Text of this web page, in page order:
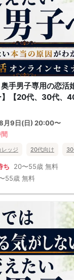
手男子専用の恋活
】【20代、30代、
月9日(日) 20:00〜
ッジ 20代向け
ち 20〜55歳 無料
55歳 無料